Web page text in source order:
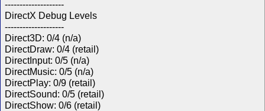
--------------------
DirectX Debug Levels
--------------------
Direct3D: 0/4 (n/a)
DirectDraw: 0/4 (retail)
DirectInput: 0/5 (n/a)
DirectMusic: 0/5 (n/a)
DirectPlay: 0/9 (retail)
DirectSound: 0/5 (retail)
DirectShow: 0/6 (retail)